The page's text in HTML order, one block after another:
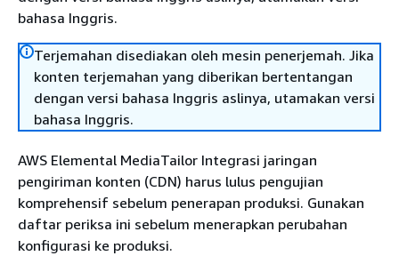
bahasa Inggris.
Terjemahan disediakan oleh mesin penerjemah. Jika
konten terjemahan yang diberikan bertentangan
dengan versi bahasa Inggris aslinya, utamakan versi
bahasa Inggris.
AWS Elemental MediaTailor Integrasi jaringan
pengiriman konten (CDN) harus lulus pengujian
komprehensif sebelum penerapan produksi. Gunakan
daftar periksa ini sebelum menerapkan perubahan
konfigurasi ke produksi.